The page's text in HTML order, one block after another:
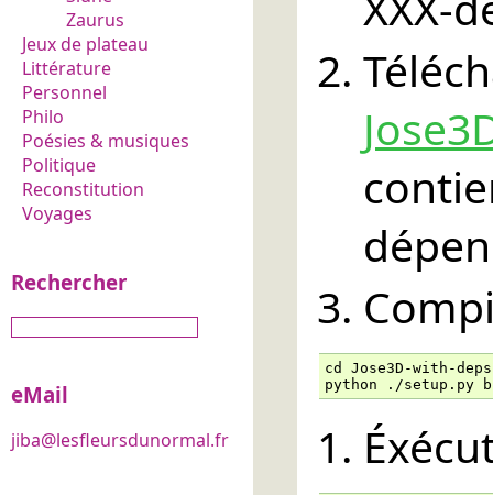
Zaurus
Jeux de plateau
Littérature
Personnel
Philo
Poésies & musiques
Politique
Reconstitution
Voyages
Rechercher
eMail
jiba@lesfleursdunormal.fr
cd Jose3D-with-
python ./setup.py